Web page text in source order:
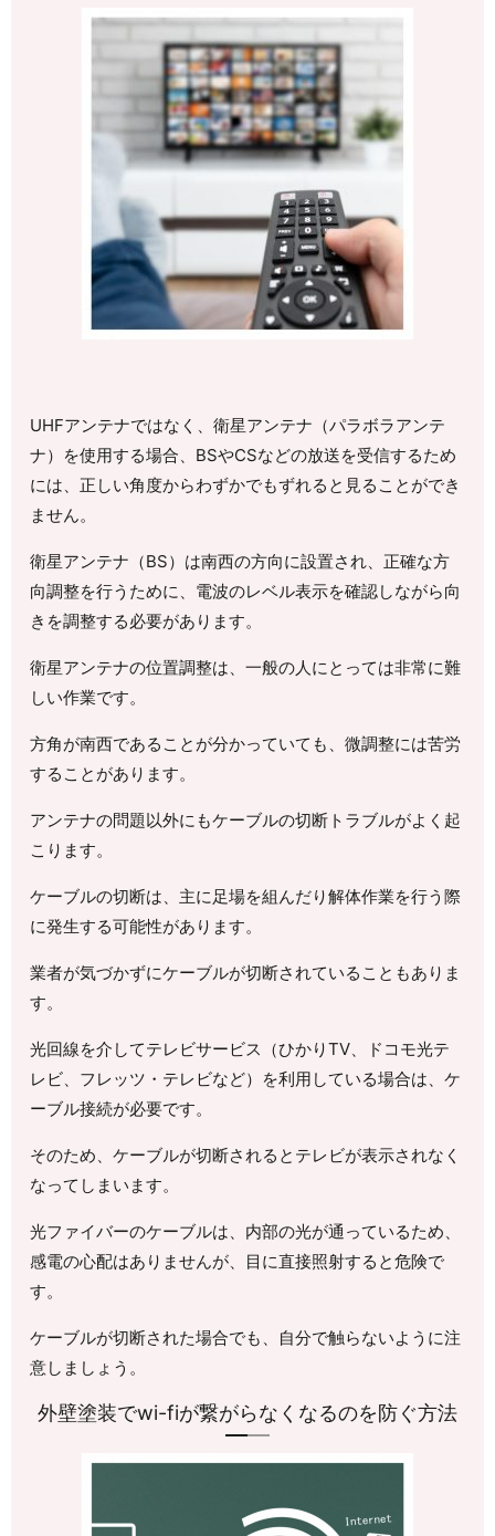
UHFアンテナではなく、衛星アンテナ（パラボラアンテ
ナ）を使用する場合、BSやCSなどの放送を受信するため
には、正しい角度からわずかでもずれると見ることができ
ません。
衛星アンテナ（BS）は南西の方向に設置され、正確な方
向調整を行うために、電波のレベル表示を確認しながら向
きを調整する必要があります。
衛星アンテナの位置調整は、一般の人にとっては非常に難
しい作業です。
方角が南西であることが分かっていても、微調整には苦労
することがあります。
アンテナの問題以外にもケーブルの切断トラブルがよく起
こります。
ケーブルの切断は、主に足場を組んだり解体作業を行う際
に発生する可能性があります。
業者が気づかずにケーブルが切断されていることもありま
す。
光回線を介してテレビサービス（ひかりTV、ドコモ光テ
レビ、フレッツ・テレビなど）を利用している場合は、ケ
ーブル接続が必要です。
そのため、ケーブルが切断されるとテレビが表示されなく
なってしまいます。
光ファイバーのケーブルは、内部の光が通っているため、
感電の心配はありませんが、目に直接照射すると危険で
す。
ケーブルが切断された場合でも、自分で触らないように注
意しましょう。
外壁塗装でwi-fiが繋がらなくなるのを防ぐ方法